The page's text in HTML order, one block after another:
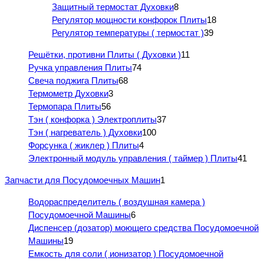
Защитный термостат Духовки8
Регулятор мощности конфорок Плиты18
Регулятор температуры ( термостат )39
Решётки, противни Плиты ( Духовки )11
Ручка управления Плиты74
Свеча поджига Плиты68
Термометр Духовки3
Термопара Плиты56
Тэн ( конфорка ) Электроплиты37
Тэн ( нагреватель ) Духовки100
Форсунка ( жиклер ) Плиты4
Электронный модуль управления ( таймер ) Плиты41
Запчасти для Посудомоечных Машин1
Водораспределитель ( воздушная камера )
Посудомоечной Машины6
Диспенсер (дозатор) моющего средства Посудомоечной
Машины19
Емкость для соли ( ионизатор ) Посудомоечной